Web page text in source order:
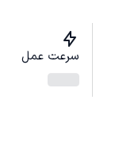
سرعت عمل